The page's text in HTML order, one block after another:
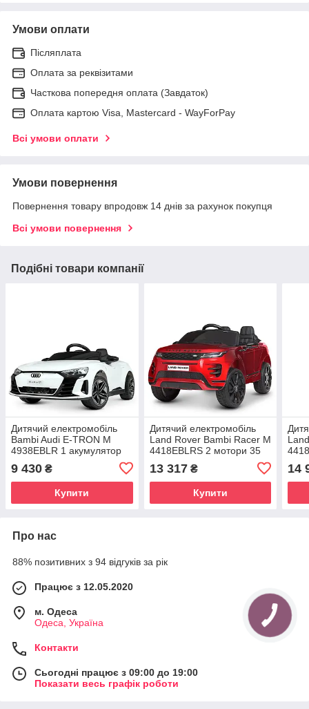
Умови оплати
Післяплата
Оплата за реквізитами
Часткова попередня оплата (Завдаток)
Оплата картою Visa, Mastercard - WayForPay
Всі умови оплати
Умови повернення
Повернення товару впродовж 14 днів за рахунок покупця
Всі умови повернення
Подібні товари компанії
Дитячий електромобіль
Bambi Audi E-TRON M
4938EBLR 1 акумулятор
сидіння шкіра, 2 кольори
9 430 ₴
Купити
Дитячий електромобіль
Land Rover Bambi Racer M
4418EBLRS 2 мотори 35
W, 1 акумулятор 12V9Ah
13 317₴
Купити
14
Про нас
88% позитивних з 94 відгуків за рік
Працює з 12.05.2020
м. Одеса
Одеса, Україна
Контакти
Сьогодні працює з 09:00 до 19:00
Показати весь графік роботи